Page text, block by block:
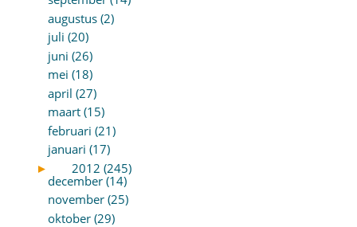
augustus (2)
juli (20)
juni (26)
mei (18)
april (27)
maart (15)
februari (21)
januari (17)
►
2012 (245)
december (14)
november (25)
oktober (29)